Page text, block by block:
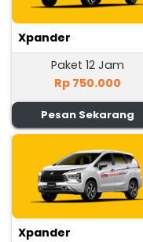
Xpander
Paket 12 Jam
Rp 750.000
Pesan Sekarang
Xpander